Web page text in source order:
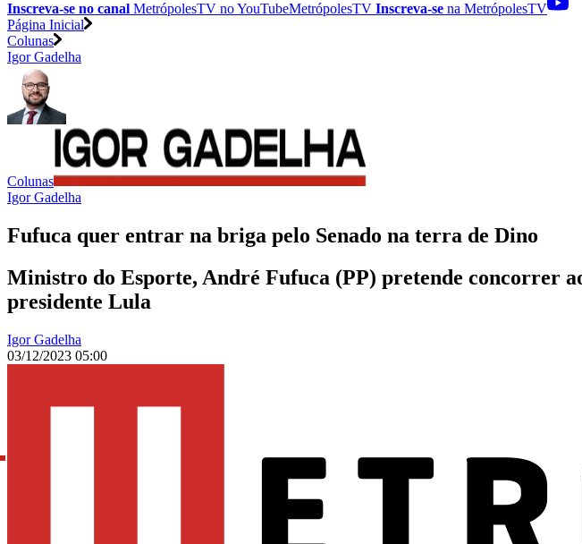
Inscreva-se no canal MetrópolesTV noYouTubeMetrópolesTV Inscreva-se na MetrópolesTV
Página Inicial
Colunas
Igor Gadelha
Colunas
Igor Gadelha
Fufuca quer entrar na briga pelo Senado na terra de Dino
Ministro do Esporte, André Fufuca (PP) pretende concorrer
presidente Lula
Igor Gadelha
03/12/2023 05:00